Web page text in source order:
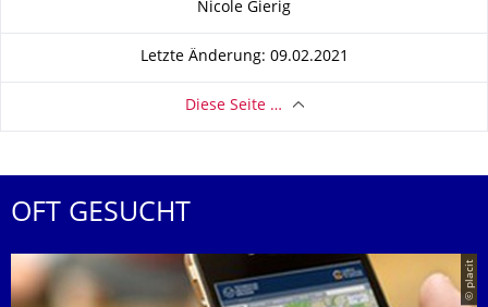
Nicole Gierig
Letzte Änderung: 09.02.2021
Diese Seite …
OFT GESUCHT
© placit